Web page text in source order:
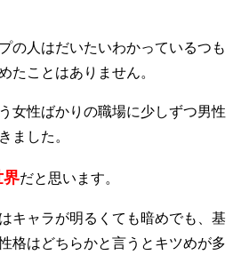
の人はだいたいわかっているつも
たことはありません。
女性ばかりの職場に少しずつ男性
ました。
界だと思います。
キャラが明るくても暗めでも、基
格はどちらかと言うとキツめが多